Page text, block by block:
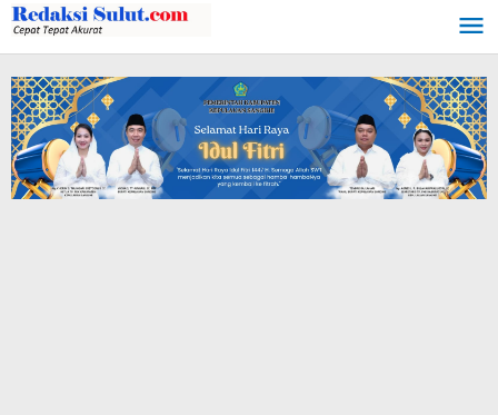
Lewati
ke
konten